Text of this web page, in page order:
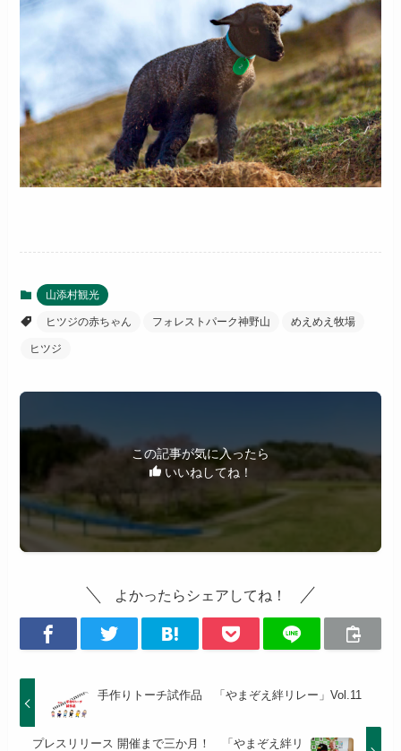
山添村観光
ヒツジの赤ちゃん フォレストパーク神野山 めえめえ牧場
ヒツジ
この記事が気に入ったら
いいねしてね！
よかったらシェアしてね！
手作りトーチ試作品 「やまぞえ絆リレー」Vol.11
プレスリリース 開催まで三か月！ 「やまぞえ絆リ